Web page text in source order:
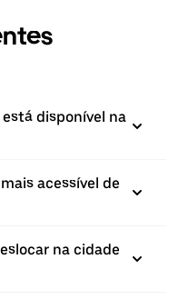
disponível na
acessível de
na cidade